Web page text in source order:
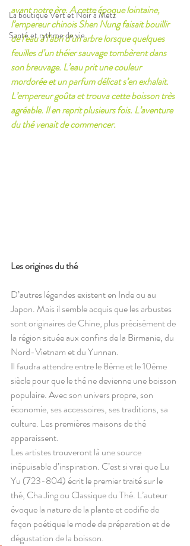
La boutique Vert et Noir à Metz
Santé et rythme de vie
avant notre ère. A cette époque lointaine,
l’empereur chinois Shen Nung faisait bouillir
de l’eau à l’abri d’un arbre lorsque quelques
feuilles d’un théier sauvage tombèrent dans
son breuvage. L’eau prit une couleur
mordorée et un parfum délicat s’en exhalait.
L’empereur goûta et trouva cette boisson très
agréable. Il en reprit plusieurs fois. L’aventure
du thé venait de commencer.
Les origines du thé
D’autres légendes existent en Inde ou au
Japon. Mais il semble acquis que les arbustes
sont originaires de Chine, plus précisément de
la région située aux confins de la Birmanie, du
Nord-Vietnam et du Yunnan.
Il faudra attendre entre le 8ème et le 10ème
siècle pour que le thé ne devienne une boisson
populaire. Avec son univers propre, son
économie, ses accessoires, ses traditions, sa
culture. Les premières maisons de thé
apparaissent.
Les artistes trouveront là une source
inépuisable d’inspiration. C’est si vrai que Lu
Yu (723-804) écrit le premier traité sur le
thé, Cha Jing ou Classique du Thé. L’auteur
évoque la nature de la plante et codifie de
façon poétique le mode de préparation et de
dégustation de la boisson.